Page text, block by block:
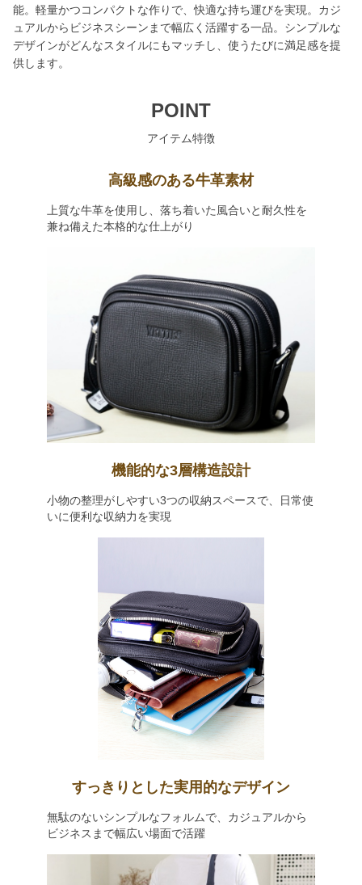
能。軽量かつコンパクトな作りで、快適な持ち運びを実現。カジ
ュアルからビジネスシーンまで幅広く活躍する一品。シンプルな
デザインがどんなスタイルにもマッチし、使うたびに満足感を提
供します。
POINT
アイテム特徴
高級感のある牛革素材
上質な牛革を使用し、落ち着いた風合いと耐久性を
兼ね備えた本格的な仕上がり
機能的な3層構造設計
小物の整理がしやすい3つの収納スペースで、日常使
いに便利な収納力を実現
すっきりとした実用的なデザイン
無駄のないシンプルなフォルムで、カジュアルから
ビジネスまで幅広い場面で活躍